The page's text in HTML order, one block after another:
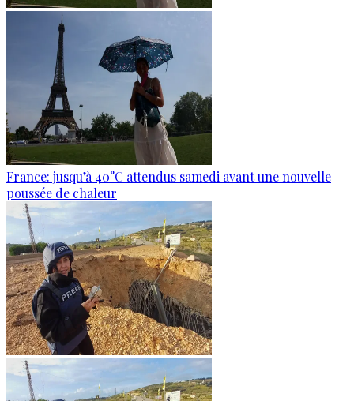
France: jusqu’à 40°C attendus samedi avant une nouvelle
poussée de chaleur